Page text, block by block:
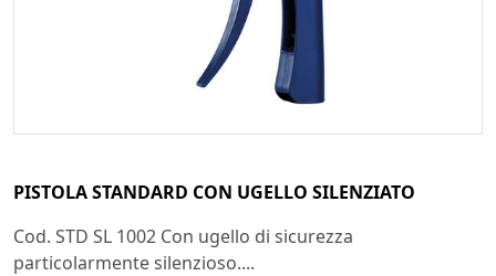
PISTOLA STANDARD CON UGELLO SILENZIATO
Cod. STD SL 1002 Con ugello di sicurezza
particolarmente silenzioso....